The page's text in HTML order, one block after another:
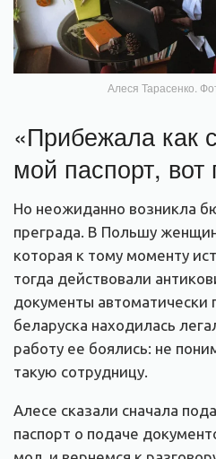
Алеся Тарасенко.
«Прибежала как
мой паспорт, вот
Но неожиданно возникла
преграда. В Польшу
которая к тому моменту
тогда действовали
документы автоматически
беларуска находилась
работу ее боялись: не
такую сотрудницу.
Алесе сказали сначала
паспорт о подаче